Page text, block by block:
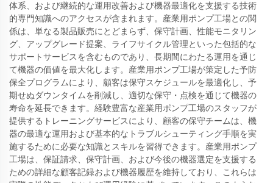
体系、および継続的な運用改善および機器最適化を支援する技術
的専門知識へのアクセスが含まれます。産業用ポンプ工場との関
係は、単なる製品販売にとどまらず、保守計画、性能モニタリン
グ、アップグレード提案、ライフサイクル管理といった包括的な
サポートサービスを含むものであり、長期間にわたる運用を通じ
て機器の価値を最大化します。産業用ポンプ工場が策定した予防
保全プログラムにより、顧客は保守スケジュールを最適化し、予
期せぬダウンタイムを削減し、適切な保守・点検を通じて機器の
寿命を延長できます。経験豊富な産業用ポンプ工場のスタッフが
提供するトレーニングサービスにより、顧客の保守チームは、機
器の最適な運用および基本的なトラブルシューティング手順を実
施するために必要な知識とスキルを習得できます。産業用ポンプ
工場は、保証請求、保守計画、および今後の機器選定を支援する
ための詳細な顧客記録および機器履歴を維持しており、これらは